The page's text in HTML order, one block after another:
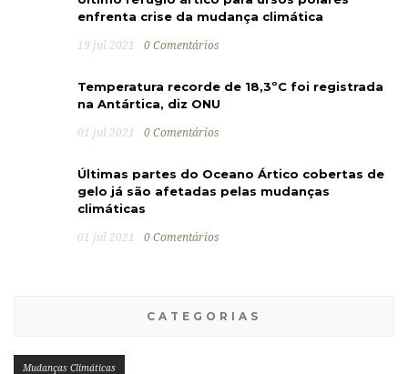
enfrenta crise da mudança climática
19 jul 2021 0 Comentários
Temperatura recorde de 18,3ºC foi registrada
na Antártica, diz ONU
01 jul 2021 0 Comentários
Últimas partes do Oceano Ártico cobertas de
gelo já são afetadas pelas mudanças
climáticas
01 jul 2021 0 Comentários
CATEGORIAS
Mudanças Climáticas